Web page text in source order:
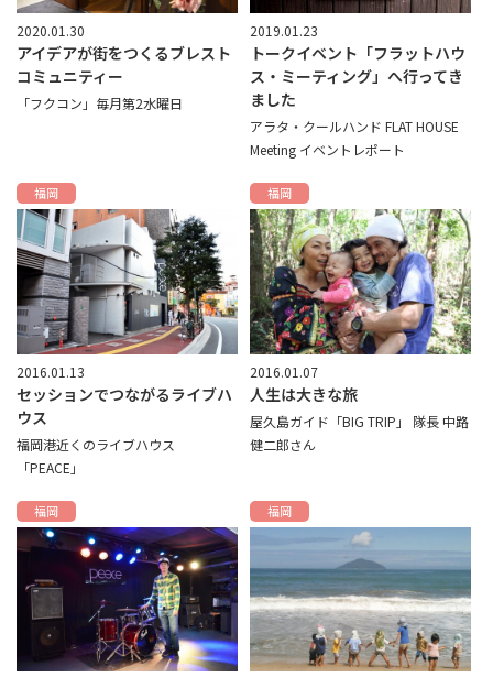
2020.01.30
アイデアが街をつくるブレスト
コミュニティー
「フクコン」毎月第2水曜日
2019.01.23
トークイベント「フラットハウ
ス・ミーティング」へ行ってき
ました
アラタ・クールハンド FLAT HOUSE
Meeting イベントレポート
福岡
2016.01.13
セッションでつながるライブハ
ウス
福岡港近くのライブハウス
「PEACE」
福岡
2016.01.07
人生は大きな旅
屋久島ガイド「BIG TRIP」 隊長 中路
健二郎さん
福岡 福岡